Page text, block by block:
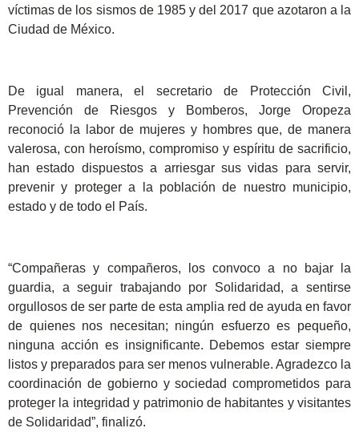
víctimas de los sismos de 1985 y del 2017 que azotaron a la
Ciudad de México.
De igual manera, el secretario de Protección Civil,
Prevención de Riesgos y Bomberos, Jorge Oropeza
reconoció la labor de mujeres y hombres que, de manera
valerosa, con heroísmo, compromiso y espíritu de sacrificio,
han estado dispuestos a arriesgar sus vidas para servir,
prevenir y proteger a la población de nuestro municipio,
estado y de todo el País.
“Compañeras y compañeros, los convoco a no bajar la
guardia, a seguir trabajando por Solidaridad, a sentirse
orgullosos de ser parte de esta amplia red de ayuda en favor
de quienes nos necesitan; ningún esfuerzo es pequeño,
ninguna acción es insignificante. Debemos estar siempre
listos y preparados para ser menos vulnerable. Agradezco la
coordinación de gobierno y sociedad comprometidos para
proteger la integridad y patrimonio de habitantes y visitantes
de Solidaridad”, finalizó.